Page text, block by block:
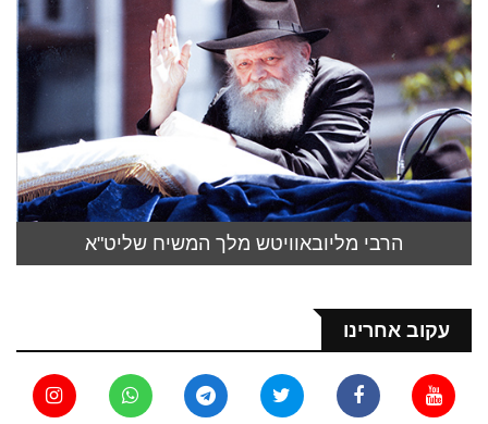
הרבי מליובאוויטש מלך המשיח שליט"א
עקוב אחרינו